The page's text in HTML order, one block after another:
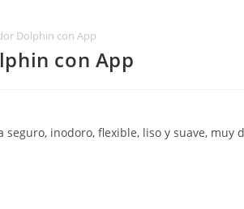
Dolphin con App
con App
inodoro, flexible, liso y suave, muy